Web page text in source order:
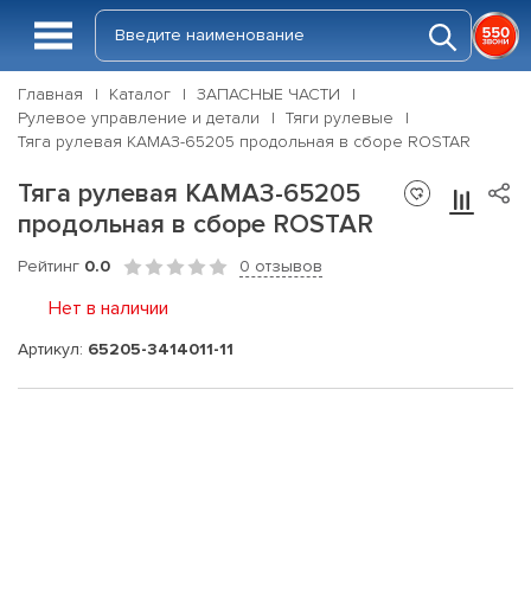
Главная Каталог
ЗАПАСНЫЕ ЧАСТИ
Рулевое управление и детали
Тяги рулевые
Тяга рулевая КАМАЗ-65205 продольная в сборе ROSTAR
Тяга рулевая КАМАЗ-65205
продольная в сборе ROSTAR
Рейтинг 0.0 0 отзывов
Нет в наличии
Артикул: 65205-3414011-11